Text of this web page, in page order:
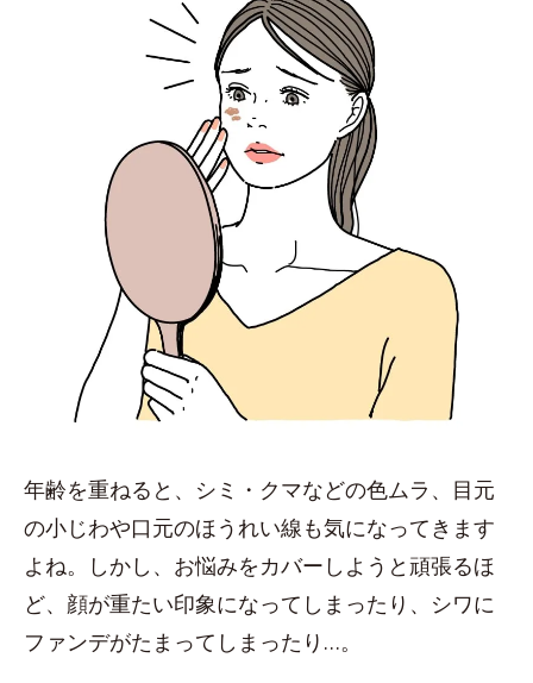
年齢を重ねると、シミ・クマなどの色ムラ、目元
の小じわや口元のほうれい線も気になってきます
よね。しかし、お悩みをカバーしようと頑張るほ
ど、顔が重たい印象になってしまったり、シワに
ファンデがたまってしまったり…。